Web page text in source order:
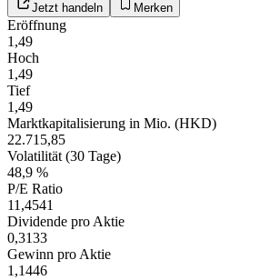
Jetzt handeln Merken
Eröffnung
1,49
Hoch
1,49
Tief
1,49
Marktkapitalisierung in Mio. (HKD)
22.715,85
Volatilität (30 Tage)
48,9 %
P/E Ratio
11,4541
Dividende pro Aktie
0,3133
Gewinn pro Aktie
1,1446